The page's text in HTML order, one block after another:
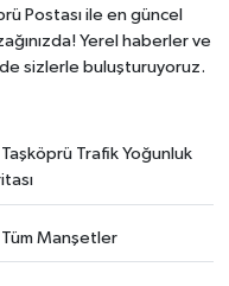
Postası ile en güncel
Yerel haberler ve
sizlerle buluşturuyoruz.
Taşköprü Trafik Yoğunluk
Tüm Manşetler